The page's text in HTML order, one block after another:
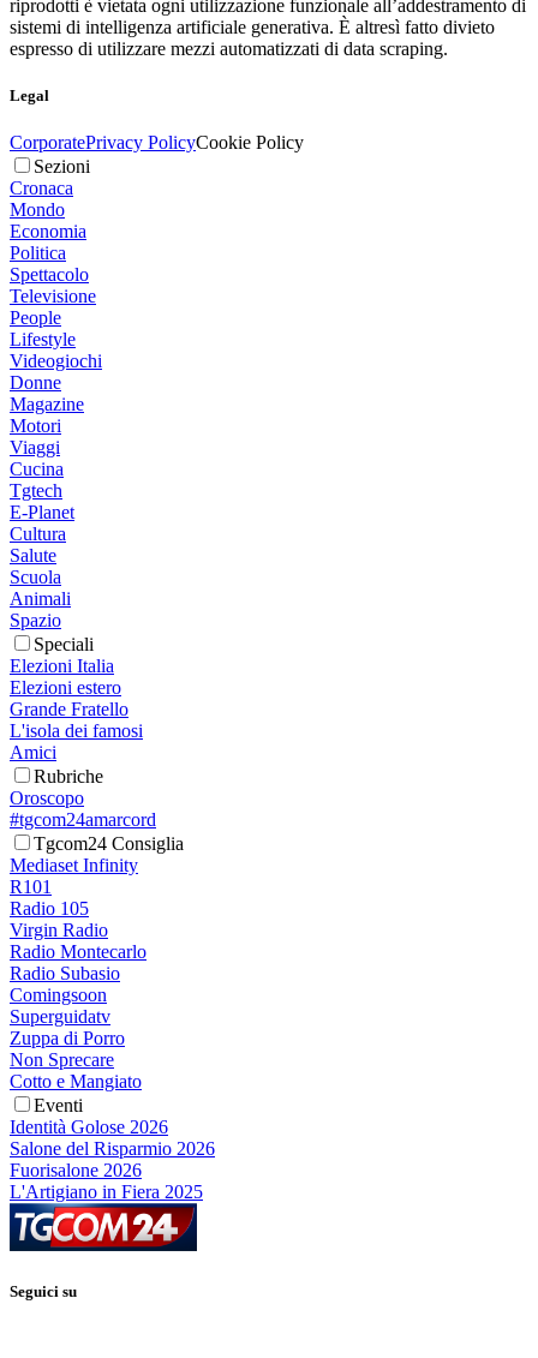
riprodotti è vietata ogni utilizzazione funzionale all’addestramento di
sistemi di intelligenza artificiale generativa. È altresì fatto divieto
espresso di utilizzare mezzi automatizzati di data scraping.
Legal
CorporatePrivacy PolicyCookie Policy
Sezioni
Cronaca
Mondo
Economia
Politica
Spettacolo
Televisione
People
Lifestyle
Videogiochi
Donne
Magazine
Motori
Viaggi
Cucina
Tgtech
E-Planet
Cultura
Salute
Scuola
Animali
Spazio
Speciali
Elezioni Italia
Elezioni estero
Grande Fratello
L'isola dei famosi
Amici
Rubriche
Oroscopo
#tgcom24amarcord
Tgcom24 Consiglia
Mediaset Infinity
R101
Radio 105
Virgin Radio
Radio Montecarlo
Radio Subasio
Comingsoon
Superguidatv
Zuppa di Porro
Non Sprecare
Cotto e Mangiato
Eventi
Identità Golose 2026
Salone del Risparmio 2026
Fuorisalone 2026
L'Artigiano in Fiera 2025
Seguici su